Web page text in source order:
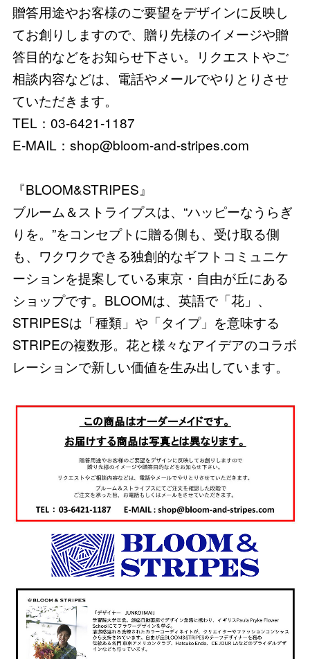
贈答用途やお客様のご要望をデザインに反映し
てお創りしますので、贈り先様のイメージや贈
答目的などをお知らせ下さい。リクエストやご
相談内容などは、電話やメールでやりとりさせ
ていただきます。
TEL：03-6421-1187
E-MAIL：shop@bloom-and-stripes.com
『BLOOM&STRIPES』
ブルーム＆ストライプスは、“ハッピーなうらぎ
りを。”をコンセプトに贈る側も、受け取る側
も、ワクワクできる独創的なギフトコミュニケ
ーションを提案している東京・自由が丘にある
ショップです。BLOOMは、英語で「花」、
STRIPESは「種類」や「タイプ」を意味する
STRIPEの複数形。花と様々なアイデアのコラボ
レーションで新しい価値を生み出しています。